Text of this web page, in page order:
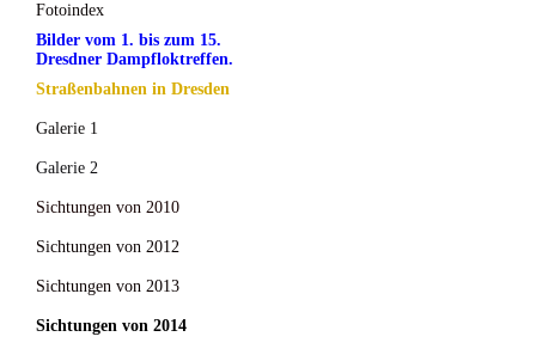
Fotoindex
Bilder vom 1. bis zum 15.
Dresdner Dampfloktreffen.
Straßenbahnen in Dresden
Galerie 1
Galerie 2
Sichtungen von 2010
Sichtungen von 2012
Sichtungen von 2013
Sichtungen von 2014